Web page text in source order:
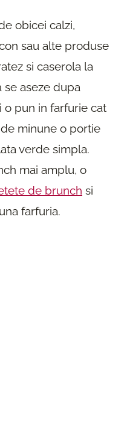
obicei calzi,
sau alte produse
si caserola la
se aseze dupa
o pun in farfurie cat
minune o portie
verde simpla.
mai amplu, o
de brunch si
farfuria.